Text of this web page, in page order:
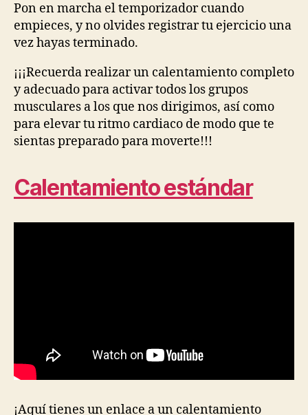
Pon en marcha el temporizador cuando
empieces, y no olvides registrar tu ejercicio una
vez hayas terminado.
¡¡¡Recuerda realizar un calentamiento completo
y adecuado para activar todos los grupos
musculares a los que nos dirigimos, así como
para elevar tu ritmo cardiaco de modo que te
sientas preparado para moverte!!!
Calentamiento estándar
¡Aquí tienes un enlace a un calentamiento